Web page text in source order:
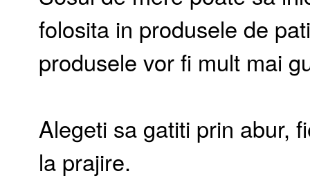
folosita in produsele de
produsele vor fi mult mai
Alegeti sa gatiti prin abur,
la prajire.